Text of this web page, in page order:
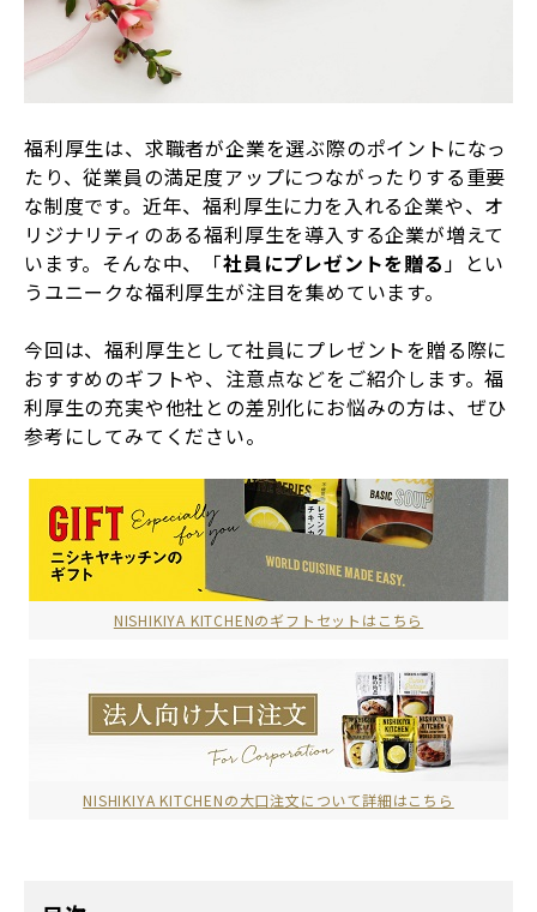
福利厚生は、求職者が企業を選ぶ際のポイントになっ
たり、従業員の満足度アップにつながったりする重要
な制度です。近年、福利厚生に力を入れる企業や、オ
リジナリティのある福利厚生を導入する企業が増えて
います。そんな中、「社員にプレゼントを贈る 」とい
うユニークな福利厚生が注目を集めています。
今回は、福利厚生として社員にプレゼントを贈る際に
おすすめのギフトや、注意点などをご紹介します。福
利厚生の充実や他社との差別化にお悩みの方は、ぜひ
参考にしてみてください。
NISHIKIYA KITCHENのギフトセットはこちら
NISHIKIYA KITCHENの大口注文について詳細はこちら